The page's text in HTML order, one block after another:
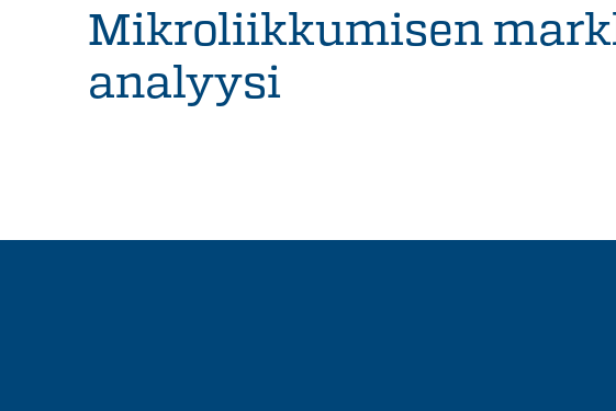
Mikroliikkumisen
analyysi